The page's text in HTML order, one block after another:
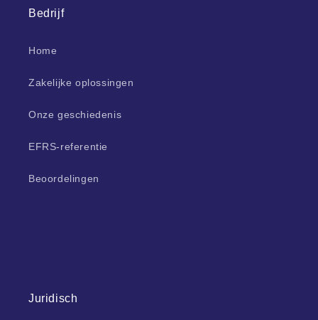
Bedrijf
Home
Zakelijke oplossingen
Onze geschiedenis
EFRS-referentie
Beoordelingen
Juridisch